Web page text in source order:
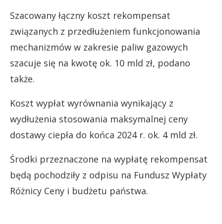
Szacowany łączny koszt rekompensat
związanych z przedłużeniem funkcjonowania
mechanizmów w zakresie paliw gazowych
szacuje się na kwotę ok. 10 mld zł, podano
także.
Koszt wypłat wyrównania wynikający z
wydłużenia stosowania maksymalnej ceny
dostawy ciepła do końca 2024 r. ok. 4 mld zł.
Środki przeznaczone na wypłatę rekompensat
będą pochodziły z odpisu na Fundusz Wypłaty
Różnicy Ceny i budżetu państwa.